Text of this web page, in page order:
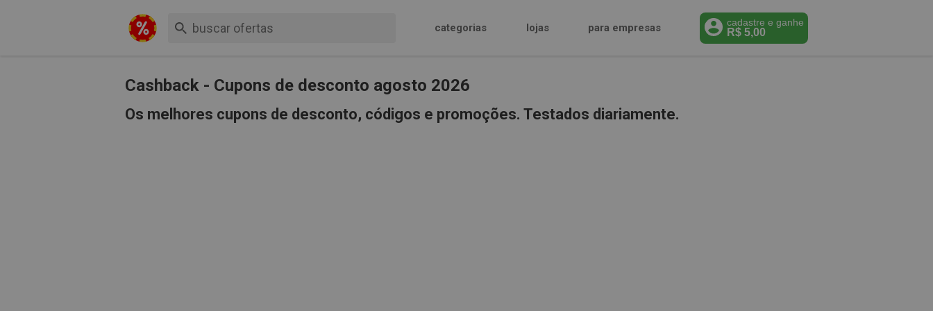
categorias lojas para empresas cadastre e ganhe
R$ 5,00
Cashback - Cupons de desconto agosto 2026
Os melhores cupons de desconto, códigos e promoções. Testados diariamente.